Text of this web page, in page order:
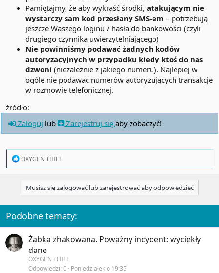
Pamiętajmy, że aby wykraść środki, atakującym nie
wystarczy sam kod przesłany SMS-em – potrzebują
jeszcze Waszego loginu / hasła do bankowości (czyli
drugiego czynnika uwierzytelniającego)
Nie powinniśmy podawać żadnych kodów
autoryzacyjnych w przypadku kiedy ktoś do nas
dzwoni (niezależnie z jakiego numeru). Najlepiej w
ogóle nie podawać numerów autoryzujących transakcje
w rozmowie telefonicznej.
źródło:
Zaloguj lub Zarejestruj się aby zobaczyć!
R
i
o
n
s
:
OXYGEN THIEF
Musisz się zalogować lub zarejestrować aby odpowiedzieć
Podobne tematy:
Żabka zhakowana. Poważny incydent: wyciekły
dane
OXYGEN THIEF
Odpowiedzi 0 Poniedziałek o 19:35